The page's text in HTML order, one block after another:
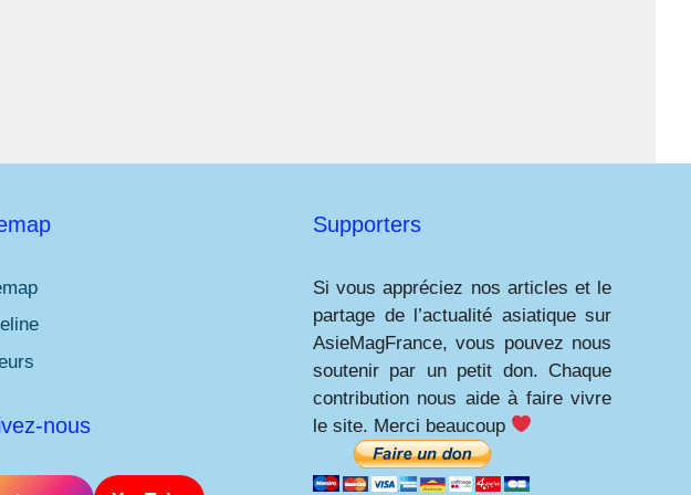
nous
Supporters
Si vous appréciez nos articles et le
partage de l’actualité asiatique sur
AsieMagFrance, vous pouvez nous
soutenir par un petit don. Chaque
contribution nous aide à faire vivre
le site. Merci beaucoup